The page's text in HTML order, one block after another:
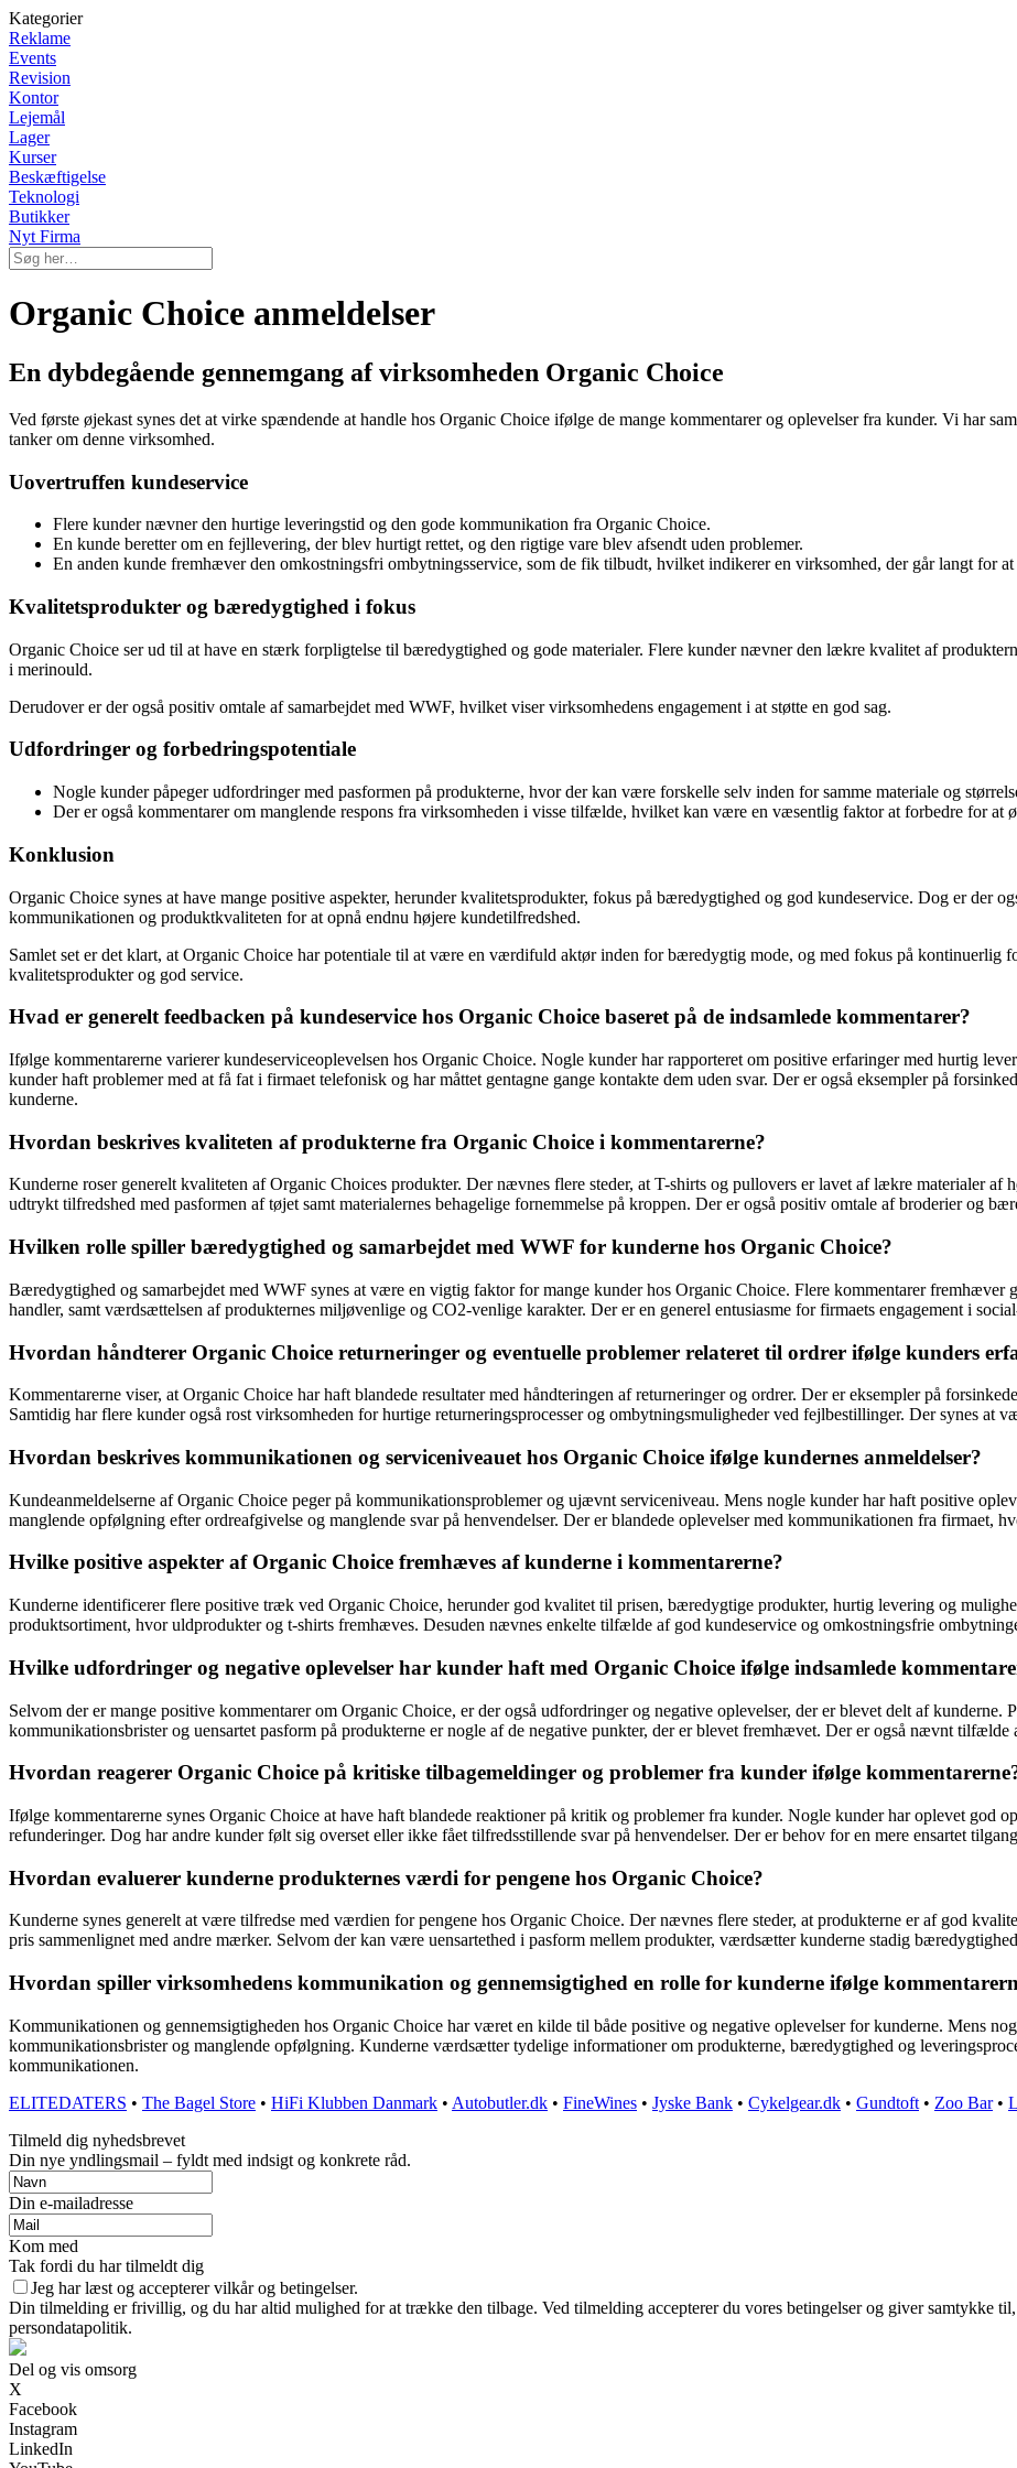
Kategorier
Reklame
Events
Revision
Kontor
Lejemål
Lager
Kurser
Beskæftigelse
Teknologi
Butikker
Nyt Firma
Organic Choice anmeldelser
En dybdegående gennemgang af virksomheden Organic Choice
Ved første øjekast synes det at virke spændende at handle hos Organic Choice ifølge de mange kommentarer og oplevelser fra kunder. Vi har
tanker om denne virksomhed.
Uovertruffen kundeservice
Flere kunder nævner den hurtige leveringstid og den gode kommunikation fra Organic Choice.
En kunde beretter om en fejllevering, der blev hurtigt rettet, og den rigtige vare blev afsendt uden problemer.
En anden kunde fremhæver den omkostningsfri ombytningsservice, som de fik tilbudt, hvilket indikerer en virksomhed, der går langt for
Kvalitetsprodukter og bæredygtighed i fokus
Organic Choice ser ud til at have en stærk forpligtelse til bæredygtighed og gode materialer. Flere kunder nævner den lækre kvalitet af
i merinould.
Derudover er der også positiv omtale af samarbejdet med WWF, hvilket viser virksomhedens engagement i at støtte en god sag.
Udfordringer og forbedringspotentiale
Nogle kunder påpeger udfordringer med pasformen på produkterne, hvor der kan være forskelle selv inden for samme materiale og
Der er også kommentarer om manglende respons fra virksomheden i visse tilfælde, hvilket kan være en væsentlig faktor at forbedre for at
Konklusion
Organic Choice synes at have mange positive aspekter, herunder kvalitetsprodukter, fokus på bæredygtighed og god kundeservice. Dog er der
kommunikationen og produktkvaliteten for at opnå endnu højere kundetilfredshed.
Samlet set er det klart, at Organic Choice har potentiale til at være en værdifuld aktør inden for bæredygtig mode, og med fokus på kontinuerlig
kvalitetsprodukter og god service.
Hvad er generelt feedbacken på kundeservice hos Organic Choice baseret på de indsamlede kommentarer?
Ifølge kommentarerne varierer kundeserviceoplevelsen hos Organic Choice. Nogle kunder har rapporteret om positive erfaringer med hurtig
kunder haft problemer med at få fat i firmaet telefonisk og har måttet gentagne gange kontakte dem uden svar. Der er også eksempler på
kunderne.
Hvordan beskrives kvaliteten af produkterne fra Organic Choice i kommentarerne?
Kunderne roser generelt kvaliteten af Organic Choices produkter. Der nævnes flere steder, at T-shirts og pullovers er lavet af lækre materialer
udtrykt tilfredshed med pasformen af tøjet samt materialernes behagelige fornemmelse på kroppen. Der er også positiv omtale af broderier og
Hvilken rolle spiller bæredygtighed og samarbejdet med WWF for kunderne hos Organic Choice?
Bæredygtighed og samarbejdet med WWF synes at være en vigtig faktor for mange kunder hos Organic Choice. Flere kommentarer fremhæver
handler, samt værdsættelsen af produkternes miljøvenlige og CO2-venlige karakter. Der er en generel entusiasme for firmaets engagement i
Hvordan håndterer Organic Choice returneringer og eventuelle problemer relateret til ordrer ifølge kunders
Kommentarerne viser, at Organic Choice har haft blandede resultater med håndteringen af returneringer og ordrer. Der er eksempler på
Samtidig har flere kunder også rost virksomheden for hurtige returneringsprocesser og ombytningsmuligheder ved fejlbestillinger. Der synes at
Hvordan beskrives kommunikationen og serviceniveauet hos Organic Choice ifølge kundernes anmeldelser?
Kundeanmeldelserne af Organic Choice peger på kommunikationsproblemer og ujævnt serviceniveau. Mens nogle kunder har haft positive
manglende opfølgning efter ordreafgivelse og manglende svar på henvendelser. Der er blandede oplevelser med kommunikationen fra firmaet,
Hvilke positive aspekter af Organic Choice fremhæves af kunderne i kommentarerne?
Kunderne identificerer flere positive træk ved Organic Choice, herunder god kvalitet til prisen, bæredygtige produkter, hurtig levering og
produktsortiment, hvor uldprodukter og t-shirts fremhæves. Desuden nævnes enkelte tilfælde af god kundeservice og omkostningsfrie
Hvilke udfordringer og negative oplevelser har kunder haft med Organic Choice ifølge indsamlede
Selvom der er mange positive kommentarer om Organic Choice, er der også udfordringer og negative oplevelser, der er blevet delt af kunderne.
kommunikationsbrister og uensartet pasform på produkterne er nogle af de negative punkter, der er blevet fremhævet. Der er også nævnt
Hvordan reagerer Organic Choice på kritiske tilbagemeldinger og problemer fra kunder ifølge
Ifølge kommentarerne synes Organic Choice at have haft blandede reaktioner på kritik og problemer fra kunder. Nogle kunder har oplevet god
refunderinger. Dog har andre kunder følt sig overset eller ikke fået tilfredsstillende svar på henvendelser. Der er behov for en mere ensartet
Hvordan evaluerer kunderne produkternes værdi for pengene hos Organic Choice?
Kunderne synes generelt at være tilfredse med værdien for pengene hos Organic Choice. Der nævnes flere steder, at produkterne er af god
pris sammenlignet med andre mærker. Selvom der kan være uensartethed i pasform mellem produkter, værdsætter kunderne stadig
Hvordan spiller virksomhedens kommunikation og gennemsigtighed en rolle for kunderne ifølge
Kommunikationen og gennemsigtigheden hos Organic Choice har været en kilde til både positive og negative oplevelser for kunderne. Mens
kommunikationsbrister og manglende opfølgning. Kunderne værdsætter tydelige informationer om produkterne, bæredygtighed og
kommunikationen.
ELITEDATERS • The Bagel Store • HiFi Klubben Danmark • Autobutler.dk • FineWines • Jyske Bank • Cykelgear.dk • Gundtoft • Zoo Bar•
Tilmeld dig nyhedsbrevet
Din nye yndlingsmail – fyldt med indsigt og konkrete råd.
Din e-mailadresse
Kom med
Tak fordi du har tilmeldt dig
Jeg har læst og accepterer vilkår og betingelser.
Din tilmelding er frivillig, og du har altid mulighed for at trække den tilbage. Ved tilmelding accepterer du vores betingelser og giver samtykke
persondatapolitik.
Del og vis omsorg
X
Facebook
Instagram
LinkedIn